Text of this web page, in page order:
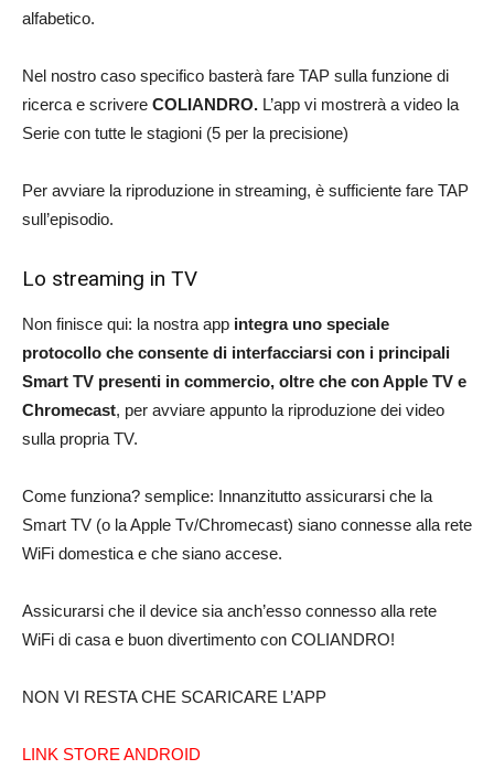
alfabetico.
Nel nostro caso specifico basterà fare TAP sulla funzione di
ricerca e scrivere COLIANDRO. L’app vi mostrerà a video la
Serie con tutte le stagioni (5 per la precisione)
Per avviare la riproduzione in streaming, è sufficiente fare TAP
sull’episodio.
Lo streaming in TV
Non finisce qui: la nostra app integra uno speciale
protocollo che consente di interfacciarsi con i principali
Smart TV presenti in commercio, oltre che con Apple TV e
Chromecast, per avviare appunto la riproduzione dei video
sulla propria TV.
Come funziona? semplice: Innanzitutto assicurarsi che la
Smart TV (o la Apple Tv/Chromecast) siano connesse alla rete
WiFi domestica e che siano accese.
Assicurarsi che il device sia anch’esso connesso alla rete
WiFi di casa e buon divertimento con COLIANDRO!
NON VI RESTA CHE SCARICARE L’APP
LINK STORE ANDROID